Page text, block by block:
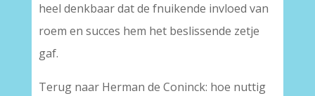
heel denkbaar dat de fnuikende invloed van
roem en succes hem het beslissende zetje
gaf.
Terug naar Herman de Coninck: hoe nuttig